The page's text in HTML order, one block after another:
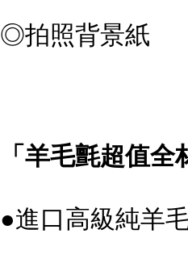
◎拍照背景紙
「羊毛氈超值
●進口高級純羊